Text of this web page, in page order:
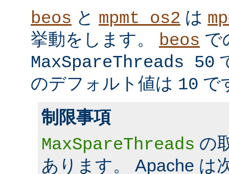
beos と mpmt_os2 は
挙動をします。 beos で
MaxSpareThreads 50
のデフォルト値は 10 で
制限事項
MaxSpareThreads の
あります。 Apache は